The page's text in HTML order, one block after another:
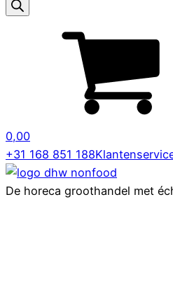
zoeken
0,00
+31 168 851 188
De horeca groothandel met